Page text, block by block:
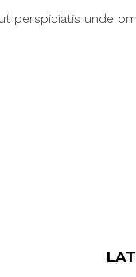
perspiciatis unde